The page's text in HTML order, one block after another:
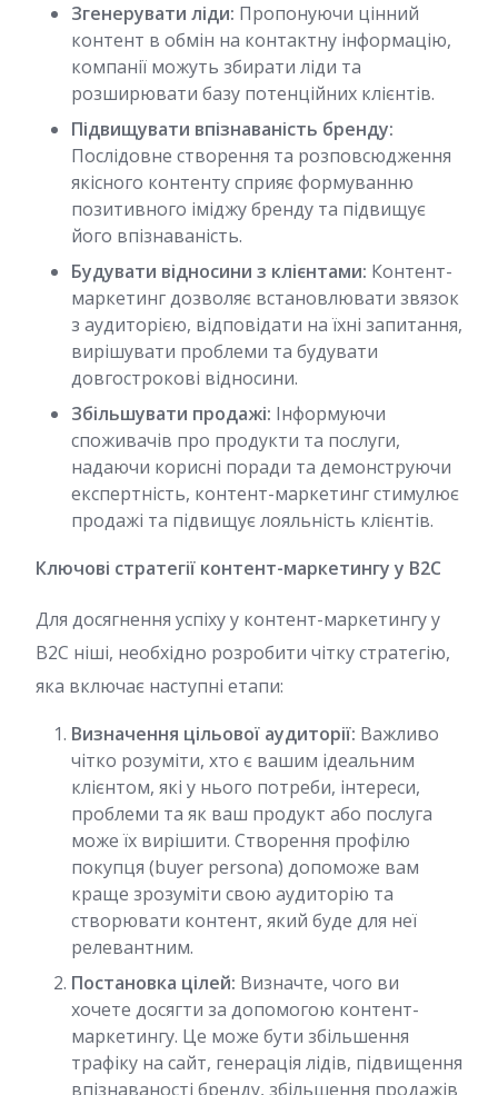
Згенерувати ліди: Пропонуючи цінний
контент в обмін на контактну інформацію,
компанії можуть збирати ліди та
розширювати базу потенційних клієнтів.
Підвищувати впізнаваність бренду:
Послідовне створення та розповсюдження
якісного контенту сприяє формуванню
позитивного іміджу бренду та підвищує
його впізнаваність.
Будувати відносини з клієнтами: Контент-
маркетинг дозволяє встановлювати звязок
з аудиторією, відповідати на їхні запитання,
вирішувати проблеми та будувати
довгострокові відносини.
Збільшувати продажі: Інформуючи
споживачів про продукти та послуги,
надаючи корисні поради та демонструючи
експертність, контент-маркетинг стимулює
продажі та підвищує лояльність клієнтів.
Ключові стратегії контент-маркетингу у B2C
Для досягнення успіху у контент-маркетингу у
B2C ніші, необхідно розробити чітку стратегію,
яка включає наступні етапи:
Визначення цільової аудиторії: Важливо
чітко розуміти, хто є вашим ідеальним
клієнтом, які у нього потреби, інтереси,
проблеми та як ваш продукт або послуга
може їх вирішити. Створення профілю
покупця (buyer persona) допоможе вам
краще зрозуміти свою аудиторію та
створювати контент, який буде для неї
релевантним.
Постановка цілей: Визначте, чого ви
хочете досягти за допомогою контент-
маркетингу. Це може бути збільшення
трафіку на сайт, генерація лідів, підвищення
впізнаваності бренду, збільшення продажів